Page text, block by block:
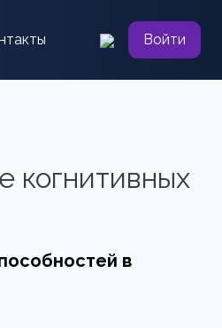
Войти
когнитивных
в